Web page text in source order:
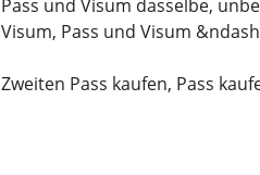
Pass und Visum dasselbe,
Visum, Pass und Visum
Zweiten Pass kaufen, Pass